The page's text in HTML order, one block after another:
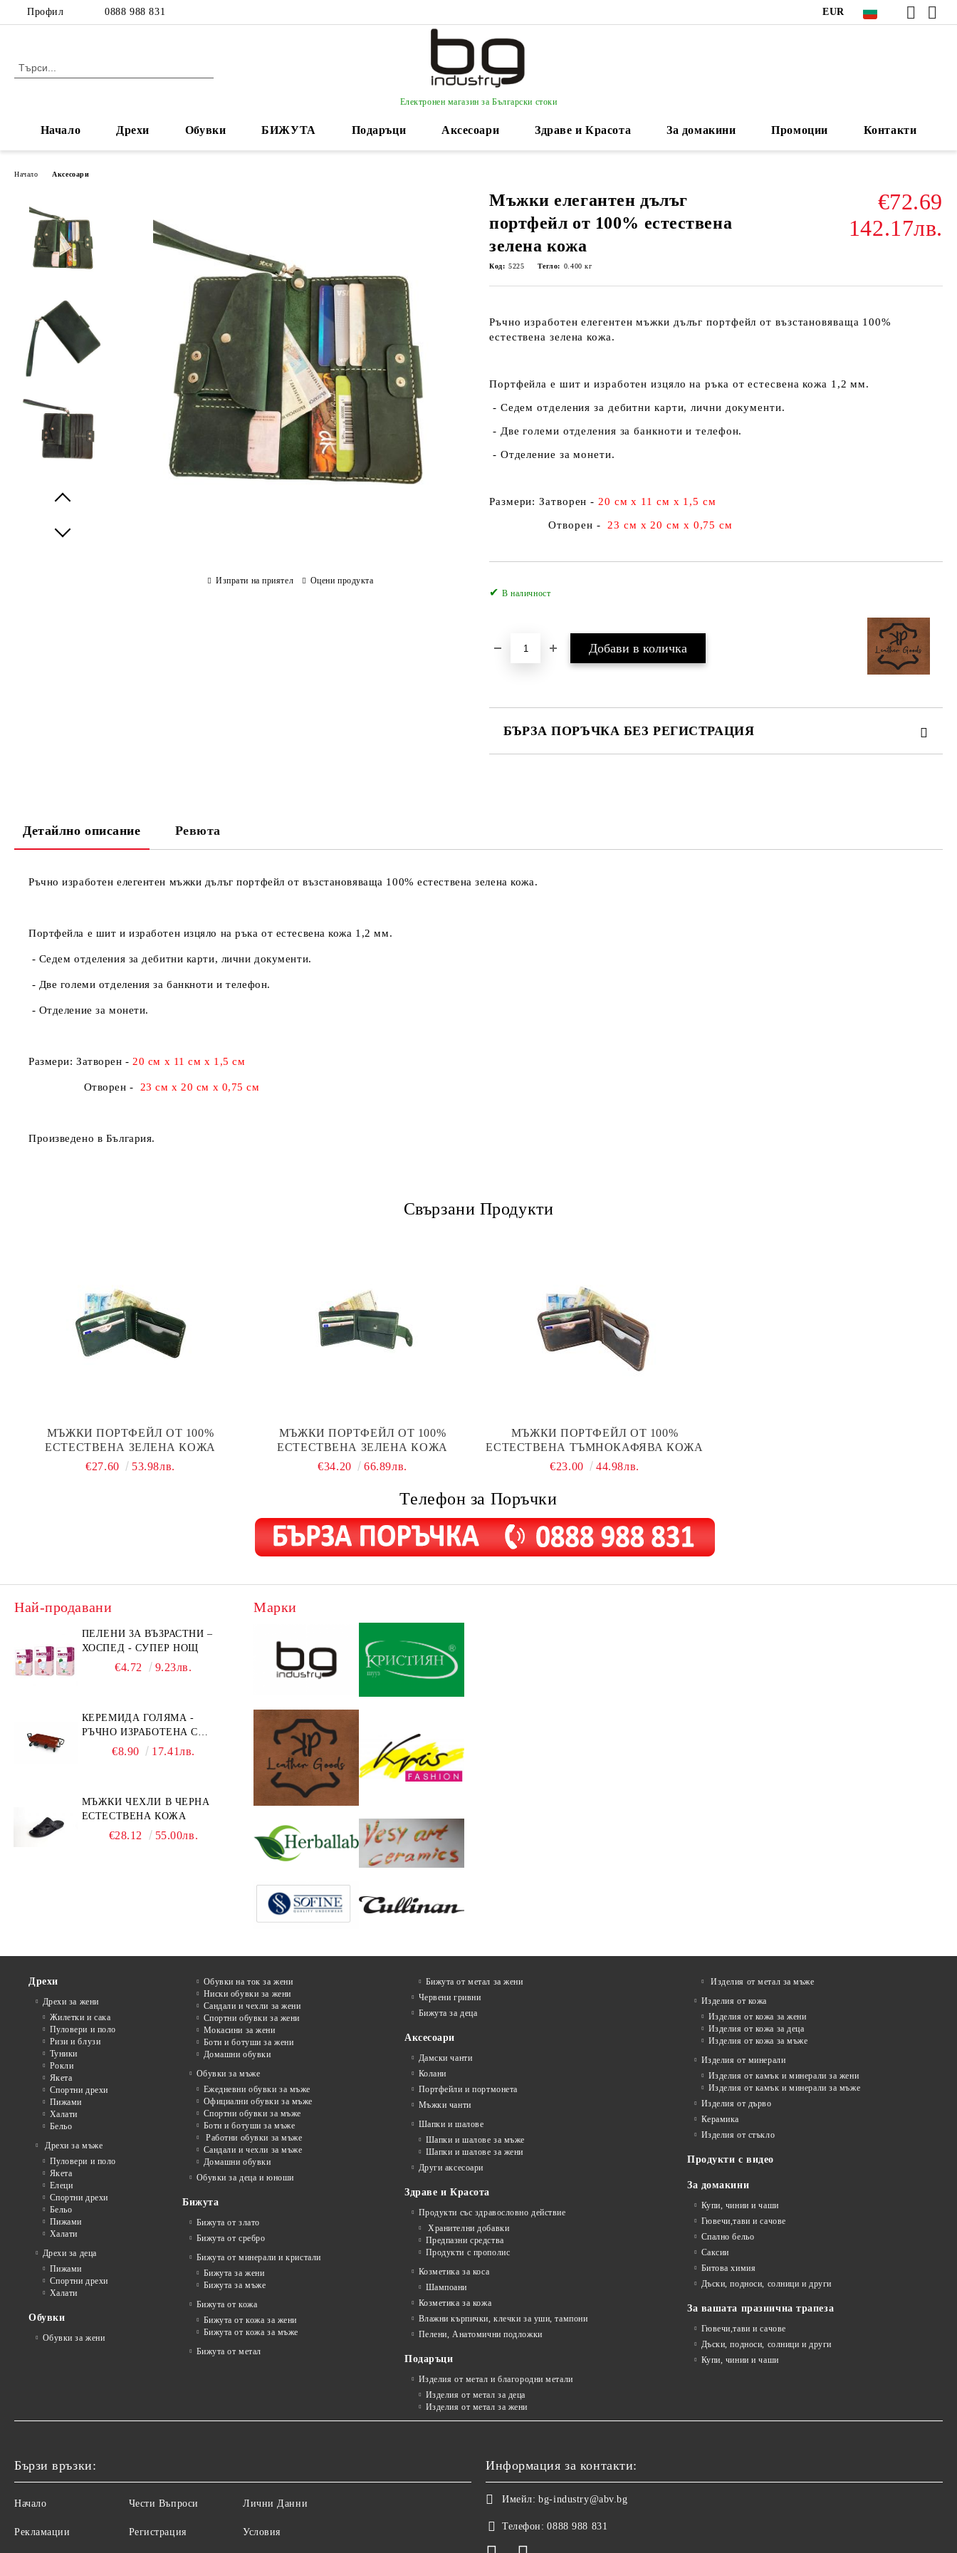
Профил 0888 988 831 EUR
Електронен магазин за Български стоки
Начало Дрехи Обувки БИЖУТА Подаръци Аксесоари Здраве и Красота За домакини Промоции Контакти
Начало Аксесоари
Мъжки елегантен дълъг
портфейл от 100% естествена
зелена кожа
€72.69
142.17лв.
Код: 5225 Тегло: 0.400 кг
Ръчно изработен елегентен мъжки дълъг портфейл от възстановяваща 100%
естествена зелена кожа.
Портфейла е шит и изработен изцяло на ръка от естесвена кожа 1,2 мм.
- Седем отделения за дебитни карти, лични документи.
- Две големи отделения за банкноти и телефон.
- Отделение за монети.
Размери: Затворен - 20 см х 11 см х 1,5 см
Отворен - 23 см х 20 см х 0,75 см
✔В наличност
БЪРЗА ПОРЪЧКА БЕЗ РЕГИСТРАЦИЯ
Изпрати на приятел Оцени продукта
Детайлно описание Ревюта
Ръчно изработен елегентен мъжки дълъг портфейл от възстановяваща 100% естествена зелена кожа.
Портфейла е шит и изработен изцяло на ръка от естесвена кожа 1,2 мм.
- Седем отделения за дебитни карти, лични документи.
- Две големи отделения за банкноти и телефон.
- Отделение за монети.
Размери: Затворен - 20 см х 11 см х 1,5 см
Отворен - 23 см х 20 см х 0,75 см
Произведено в България.
Свързани Продукти
МЪЖКИ ПОРТФЕЙЛ ОТ 100%
ЕСТЕСТВЕНА ЗЕЛЕНА КОЖА
€27.60
53.98лв.
МЪЖКИ ПОРТФЕЙЛ ОТ 100%
ЕСТЕСТВЕНА ЗЕЛЕНА КОЖА
€34.20
66.89лв.
МЪЖКИ ПОРТФЕЙЛ ОТ 100%
ЕСТЕСТВЕНА ТЪМНОКАФЯВА КОЖА
€23.00
44.98лв.
Телефон за Поръчки
Най-продавани
ПЕЛЕНИ ЗА ВЪЗРАСТНИ –
ХОСПЕД - СУПЕР НОЩ
€4.72 9.23лв.
КЕРЕМИДА ГОЛЯМА -
РЪЧНО ИЗРАБОТЕНА С
МЕТАЛНА СТОЙКА
€8.90 17.41лв.
МЪЖКИ ЧЕХЛИ В ЧЕРНА
ЕСТЕСТВЕНА КОЖА
€28.12 55.00лв.
Марки
Дрехи
Дрехи за жени
Жилетки и сака
Пуловери и поло
Ризи и блузи
Туники
Рокли
Якета
Спортни дрехи
Пижами
Халати
Бельо
Дрехи за мъже
Пуловери и поло
Якета
Елеци
Спортни дрехи
Бельо
Пижами
Халати
Дрехи за деца
Пижами
Спортни дрехи
Халати
Обувки
Обувки за жени
Обувки на ток за жени
Ниски обувки за жени
Сандали и чехли за жени
Спортни обувки за жени
Мокасини за жени
Боти и ботуши за жени
Домашни обувки
Обувки за мъже
Ежедневни обувки за мъже
Официални обувки за мъже
Спортни обувки за мъже
Боти и ботуши за мъже
Работни обувки за мъже
Сандали и чехли за мъже
Домашни обувки
Обувки за деца и юноши
Бижута
Бижута от злато
Бижута от сребро
Бижута от минерали и кристали
Бижута за жени
Бижута за мъже
Бижута от кожа
Бижута от кожа за жени
Бижута от кожа за мъже
Бижута от метал
Бижута от метал за жени
Червени гривни
Бижута за деца
Аксесоари
Дамски чанти
Колани
Портфейли и портмонета
Мъжки чанти
Шапки и шалове
Шапки и шалове за мъже
Шапки и шалове за жени
Други аксесоари
Здраве и Красота
Продукти със здравословно действие
Хранителни добавки
Предпазни средства
Продукти с прополис
Козметика за коса
Шампоани
Козметика за кожа
Влажни кърпички, клечки за уши, тампони
Пелени, Анатомични подложки
Подаръци
Изделия от метал и благородни метали
Изделия от метал за деца
Изделия от метал за жени
Изделия от метал за мъже
Изделия от кожа
Изделия от кожа за жени
Изделия от кожа за деца
Изделия от кожа за мъже
Изделия от минерали
Изделия от камък и минерали за жени
Изделия от камък и минерали за мъже
Изделия от дърво
Керамика
Изделия от стъкло
Продукти с видео
За домакини
Купи, чинии и чаши
Гювечи,тави и сачове
Спално бельо
Саксии
Битова химия
Дъски, подноси, солници и други
За вашата празнична трапеза
Гювечи,тави и сачове
Дъски, подноси, солници и други
Купи, чинии и чаши
Бързи връзки:
Начало
Рекламации
Чести Въпроси
Регистрация
Лични Данни
Условия
Информация за контакти:
Имейл: bg-industry@abv.bg
Телефон: 0888 988 831